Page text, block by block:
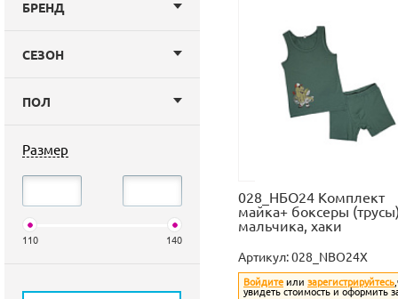
БРЕНД
СЕЗОН
ПОЛ
Размер
110 140
028_НБО24 Комплект
майка+ боксеры
мальчика, хаки
Артикул:028_NBО24X
Войдите или зарегистрируйтесь
увидеть стоимость и оформить